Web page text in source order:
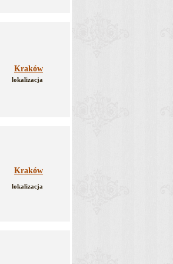
Kraków
lokalizacja
Kraków
lokalizacja